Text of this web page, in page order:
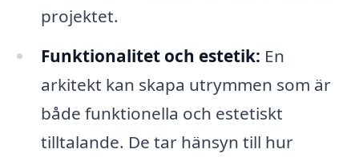
projektet.
Funktionalitet och estetik: En
arkitekt kan skapa utrymmen som är
både funktionella och estetiskt
tilltalande. De tar hänsyn till hur